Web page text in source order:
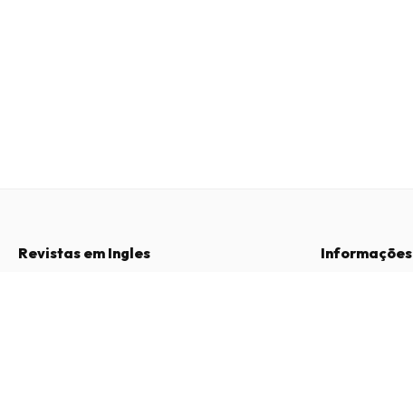
Revistas em Ingles Informações